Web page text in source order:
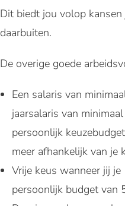
Dit biedt jou volop
daarbuiten.
De overige goede
Een salaris van
jaarsalaris van
persoonlijk
meer afhankelijk van je
Vrije keus wanneer jij
persoonlijk budget van